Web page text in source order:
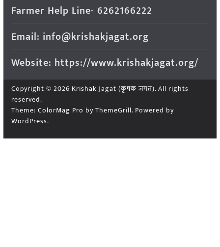
Farmer Help Line- 6262166222
Email: info@krishakjagat.org
Website: https://www.krishakjagat.org/
Copyright © 2026 Krishak Jagat (कृषक जगत). All rights
reserved.
Theme: ColorMag Pro by ThemeGrill. Powered by
WordPress.